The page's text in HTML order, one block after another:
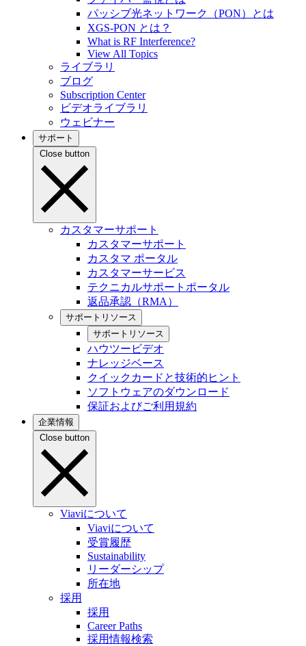
パッシブ光ネットワーク（PON）とは
XGS-PON とは？
What is RF Interference?
View All Topics
ライブラリ
ブログ
Subscription Center
ビデオライブラリ
ウェビナー
サポート
Close button
カスタマーサポート
カスタマーサポート
カスタマ ポータル
カスタマーサービス
テクニカルサポートポータル
返品承認（RMA）
サポートリソース
サポートリソース
ハウツービデオ
ナレッジベース
クイックカードと技術的ヒント
ソフトウェアのダウンロード
保証およびご利用規約
企業情報
Close button
Viaviについて
Viaviについて
受賞履歴
Sustainability
リーダーシップ
所在地
採用
採用
Career Paths
採用情報検索